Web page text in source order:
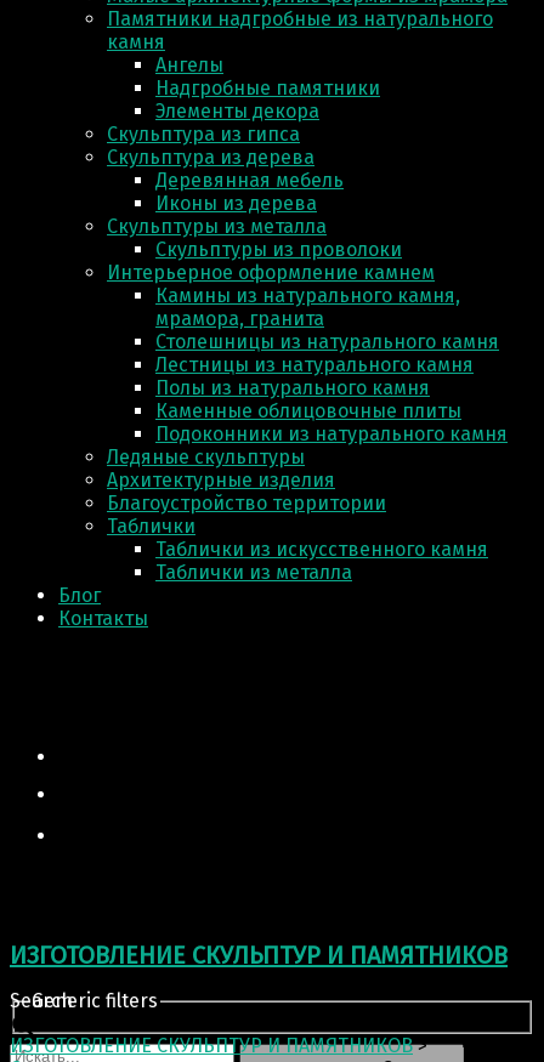
Памятники надгробные из натурального
камня
Ангелы
Надгробные памятники
Элементы декора
Скульптура из гипса
Скульптура из деревa
Деревянная мебель
Иконы из дерева
Скульптуры из металла
Скульптуры из проволоки
Интерьерное оформление камнем
Камины из натурального камня,
мрамора, гранита
Столешницы из натурального камня
Лестницы из натурального камня
Полы из натурального камня
Каменные облицовочные плиты
Подоконники из натурального камня
Ледяные скульптуры
Архитектурные изделия
Благоустройство территории
Таблички
Таблички из искусственного камня
Таблички из металла
Блог
Контакты
ИЗГОТОВЛЕНИЕ СКУЛЬПТУР И ПАМЯТНИКОВ
Search
Generic filters
ИЗГОТОВЛЕНИЕ СКУЛЬПТУР И ПАМЯТНИКОВ>